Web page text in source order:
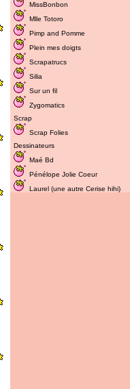
MissBonbon
Mlle Totoro
Pimp and Pomme
Plein mes doigts
Scrapatrucs
Silia
Sur un fil
Zygomatics
Scrap
Scrap Folies
Dessinateurs
Maé Bd
Pénélope Jolie Coeur
Laurel (une autre Cerise hihi)